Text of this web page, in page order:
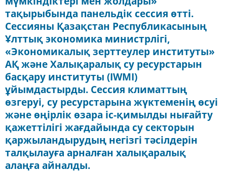
тақырыбында панельдік сессия өтті.
Сессияны Қазақстан Республикасының
Ұлттық экономика министрлігі,
«Экономикалық зерттеулер институты»
АҚ және Халықаралық су ресурстарын
басқару институты (IWMI)
ұйымдастырды. Сессия климаттың
өзгеруі, су ресурстарына жүктеменің өсуі
және өңірлік өзара іс-қимылды нығайту
қажеттілігі жағдайында су секторын
қаржыландырудың негізгі тәсілдерін
талқылауға арналған халықаралық
алаңға айналды.